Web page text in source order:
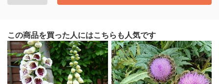
この商品を買った人にはこちらも人気です